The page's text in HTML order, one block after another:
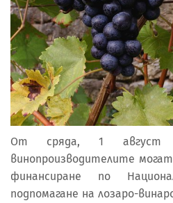
От сряда, 1 август
винопроизводителите
финансиране по
подпомагане на лозаро-